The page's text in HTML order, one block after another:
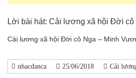
Lời bài hát: Cải lương xã hội Đời
Cải lương xã hội Đời cô Nga – Minh
nhacdanca 25/06/2018 Cải